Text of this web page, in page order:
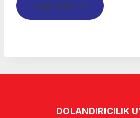
Leer más
DOLANDIRICILIK